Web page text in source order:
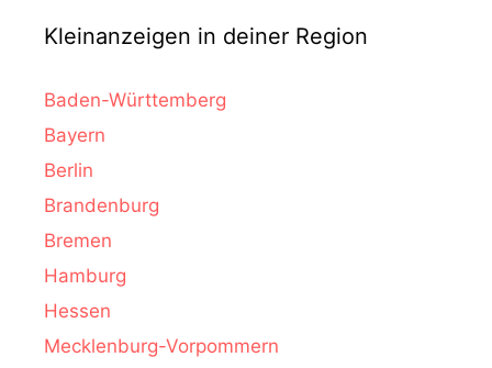
Kleinanzeigen in deiner Region
Baden-Württemberg
Bayern
Berlin
Brandenburg
Bremen
Hamburg
Hessen
Mecklenburg-Vorpommern